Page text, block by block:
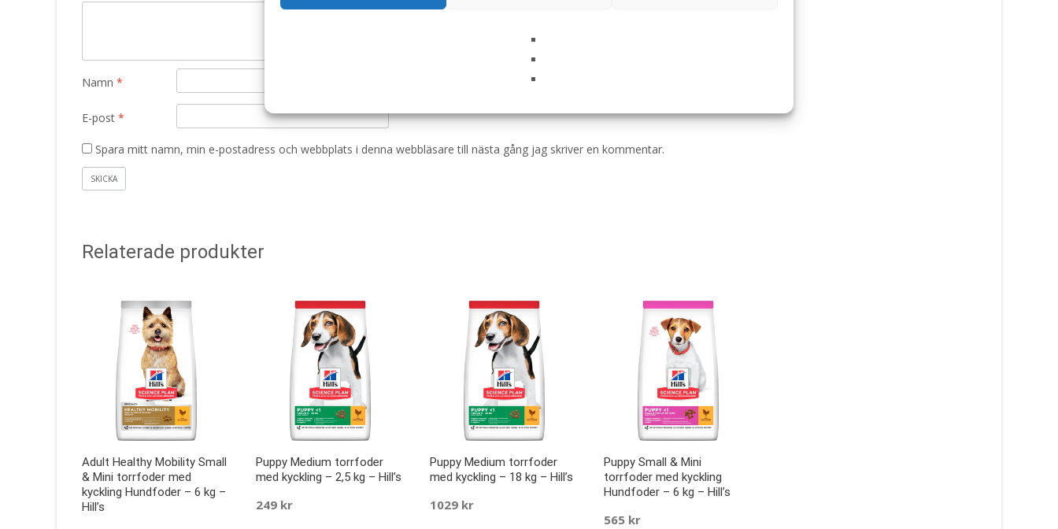
Namn *
E-post *
Spara mitt namn, min e-postadress och webbplats i denna webbläsare till nästa gång jag skriver en kommentar.
Relaterade produkter
Adult Healthy Mobility Small
& Mini torrfoder med
kyckling Hundfoder – 6 kg –
Hill’s
Puppy Medium torrfoder
med kyckling – 2,5 kg – Hill’s
249 kr
Puppy Medium torrfoder
med kyckling – 18 kg – Hill’s
1029 kr
Puppy Small & Mini
torrfoder med kyckling
Hundfoder – 6 kg – Hill’s
565 kr